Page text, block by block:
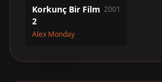
Korkunç Bir Film
2
2001
Alex Monday